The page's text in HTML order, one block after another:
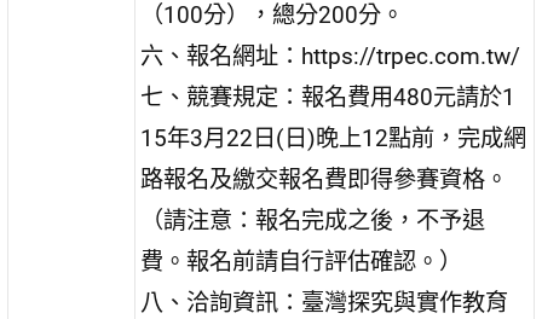
（100分），總分200分。
六、報名網址：https://trpec.com.tw/
七、競賽規定：報名費用480元請於1
15年3月22日(日)晚上12點前，完成網
路報名及繳交報名費即得參賽資格。
（請注意：報名完成之後，不予退
費。報名前請自行評估確認。）
八、洽詢資訊：臺灣探究與實作教育